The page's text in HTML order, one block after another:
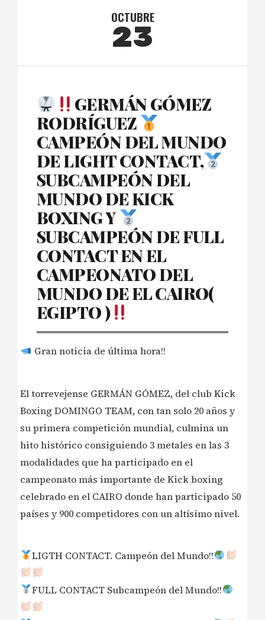
OCTUBRE
23
GERMÁN GÓMEZ
RODRÍGUEZ
CAMPEÓN DEL MUNDO
DE LIGHT CONTACT,
SUBCAMPEÓN DEL
MUNDO DE KICK
BOXING Y
SUBCAMPEÓN DE FULL
CONTACT EN EL
CAMPEONATO DEL
MUNDO DE EL CAIRO(
EGIPTO )
Gran noticia de última hora!!
El torrevejense GERMÁN GÓMEZ, del club Kick
Boxing DOMINGO TEAM, con tan solo 20 años y
su primera competición mundial, culmina un
hito histórico consiguiendo 3 metales en las 3
modalidades que ha participado en el
campeonato más importante de Kick boxing
celebrado en el CAIRO donde han participado 50
países y 900 competidores con un altísimo nivel.
LIGTH CONTACT. Campeón del Mundo!!
FULL CONTACT Subcampeón del Mundo!!